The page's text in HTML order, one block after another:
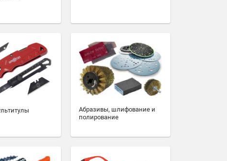
Абразивы, шлифование и
полирование